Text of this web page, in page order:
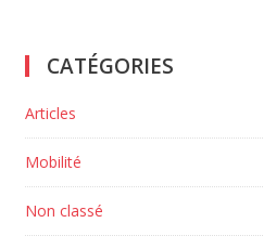
CATÉGORIES
Articles
Mobilité
Non classé